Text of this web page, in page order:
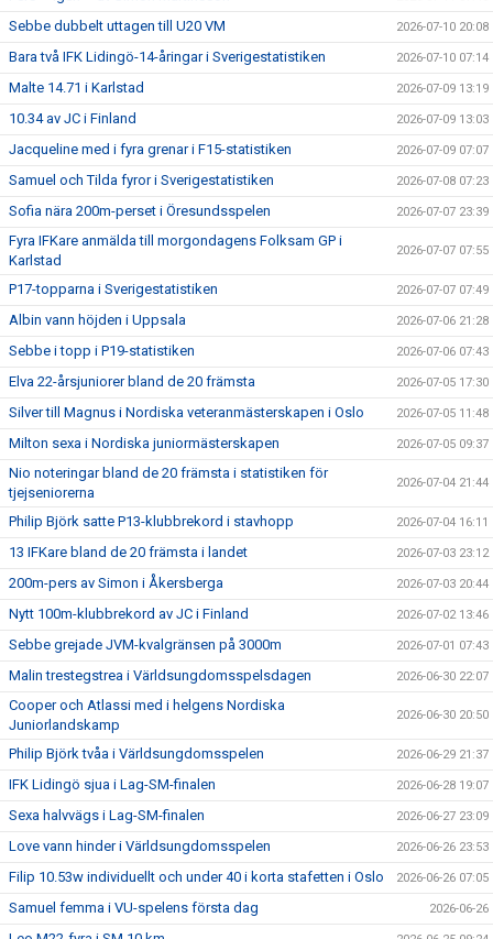
Sebbe dubbelt uttagen till U20 VM 2026-07-10 20:08
Bara två IFK Lidingö-14-åringar i Sverigestatistiken 2026-07-10 07:14
Malte 14.71 i Karlstad 2026-07-09 13:19
10.34 av JC i Finland 2026-07-09 13:03
Jacqueline med i fyra grenar i F15-statistiken 2026-07-09 07:07
Samuel och Tilda fyror i Sverigestatistiken 2026-07-08 07:23
Sofia nära 200m-perset i Öresundsspelen 2026-07-07 23:39
Fyra IFKare anmälda till morgondagens Folksam GP i
Karlstad
2026-07-07 07:55
P17-topparna i Sverigestatistiken 2026-07-07 07:49
Albin vann höjden i Uppsala 2026-07-06 21:28
Sebbe i topp i P19-statistiken 2026-07-06 07:43
Elva 22-årsjuniorer bland de 20 främsta 2026-07-05 17:30
Silver till Magnus i Nordiska veteranmästerskapen i Oslo 2026-07-05 11:48
Milton sexa i Nordiska juniormästerskapen 2026-07-05 09:37
Nio noteringar bland de 20 främsta i statistiken för
tjejseniorerna
2026-07-04 21:44
Philip Björk satte P13-klubbrekord i stavhopp 2026-07-04 16:11
13 IFKare bland de 20 främsta i landet 2026-07-03 23:12
200m-pers av Simon i Åkersberga 2026-07-03 20:44
Nytt 100m-klubbrekord av JC i Finland 2026-07-02 13:46
Sebbe grejade JVM-kvalgränsen på 3000m 2026-07-01 07:43
Malin trestegstrea i Världsungdomsspelsdagen 2026-06-30 22:07
Cooper och Atlassi med i helgens Nordiska
Juniorlandskamp
2026-06-30 20:50
Philip Björk tvåa i Världsungdomsspelen 2026-06-29 21:37
IFK Lidingö sjua i Lag-SM-finalen 2026-06-28 19:07
Sexa halvvägs i Lag-SM-finalen 2026-06-27 23:09
Love vann hinder i Världsungdomsspelen 2026-06-26 23:53
Filip 10.53w individuellt och under 40 i korta stafetten i Oslo 2026-06-26 07:05
Samuel femma i VU-spelens första dag 2026-06-26